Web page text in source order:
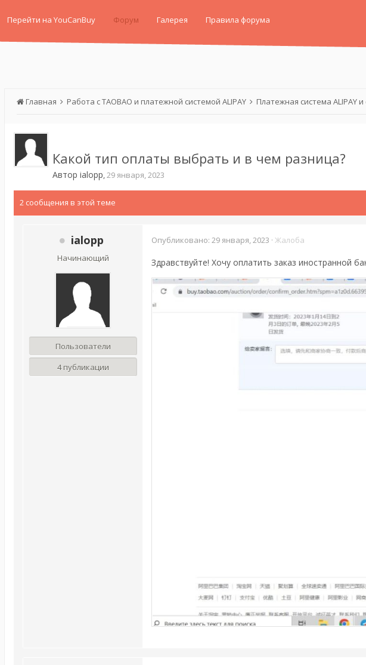
Перейти на YouCanBuy Форум Галерея Правила форума
Главная Работа с TAOBAO и платежной системой ALIPAY Платежная система ALIPAY
Какой тип оплаты выбрать и в чем разница?
Автор ialopp,29 января, 2023
2 сообщения в этой теме
ialopp
Начинающий
Пользователи
4 публикации
Опубликовано: 29 января, 2023 · Жалоба
Здравствуйте! Хочу оплатить заказ иностранной